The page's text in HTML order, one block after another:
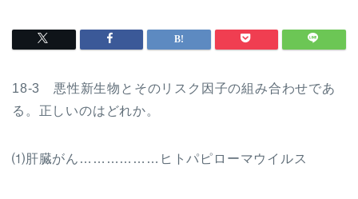
18-3 悪性新生物とそのリスク因子の組み合わせであ
る。正しいのはどれか。
⑴肝臓がん………………ヒトパピローマウイルス